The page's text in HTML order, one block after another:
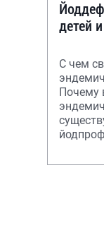
детей
С чем
Почему